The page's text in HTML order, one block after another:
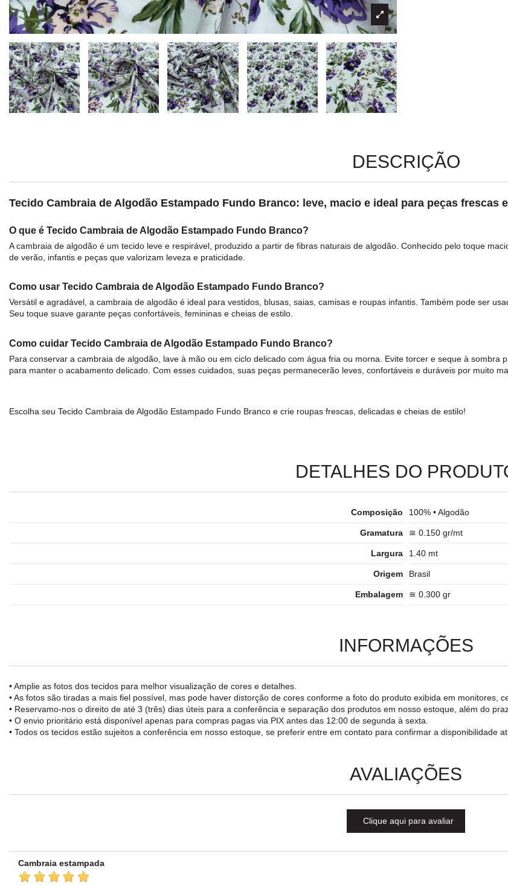
DESCRIÇÃO
Tecido Cambraia de Algodão Estampado Fundo Branco: leve, macio e ideal para peças frescas
O que é Tecido Cambraia de Algodão Estampado Fundo Branco?
A cambraia de algodão é um tecido leve e respirável, produzido a partir de fibras naturais de algodão . Conhecido pelo toque
de verão, infantis e peças que valorizam leveza e praticidade.
Como usar Tecido Cambraia de Algodão Estampado Fundo Branco?
Versátil e agradável, a cambraia de algodão é ideal para vestidos, blusas, saias, camisas e roupas infantis. Também pode ser
Seu toque suave garante peças confortáveis, femininas e cheias de estilo.
Como cuidar Tecido Cambraia de Algodão Estampado Fundo Branco?
Para conservar a cambraia de algodão , lave à mão ou em ciclo delicado com água fria ou morna. Evite torcer e seque à
para manter o acabamento delicado. Com esses cuidados, suas peças permanecerão leves, confortáveis e duráveis por muito
Escolha seu Tecido Cambraia de Algodão Estampado Fundo Branco e crie roupas frescas, delicadas e cheias de estilo!
DETALHES DO
Composição 100% • Algodão
Gramatura ≅ 0.150 gr/mt
Largura 1.40 mt
Origem Brasil
Embalagem ≅ 0.300 gr
INFORMAÇÕES
• Amplie as fotos dos tecidos para melhor visualização de cores e detalhes.
• As fotos são tiradas a mais fiel possível, mas pode haver distorção de cores conforme a foto do produto exibida em monitores,
• Reservamo-nos o direito de até 3 (três) dias úteis para a conferência e separação dos produtos em nosso estoque, além do
• O envio prioritário está disponível apenas para compras pagas via PIX antes das 12:00 de segunda à sexta.
• Todos os tecidos estão sujeitos a conferência em nosso estoque, se preferir entre em contato para confirmar a disponibilidade
AVALIAÇÕES
Clique aqui para avaliar
Cambraia estampada